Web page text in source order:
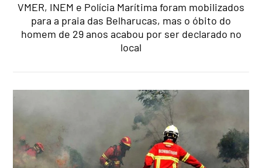
VMER, INEM e Polícia Marítima foram mobilizados
para a praia das Belharucas, mas o óbito do
homem de 29 anos acabou por ser declarado no
local